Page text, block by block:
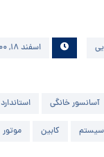
اسفند ۱۸, ۱۴۰۰
آسانسور خانگی استاندارد
سیستم کابین موتور